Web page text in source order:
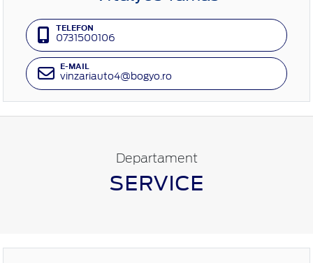
TELEFON
0731500106
E-MAIL
vinzariauto4@bogyo.ro
Departament
SERVICE